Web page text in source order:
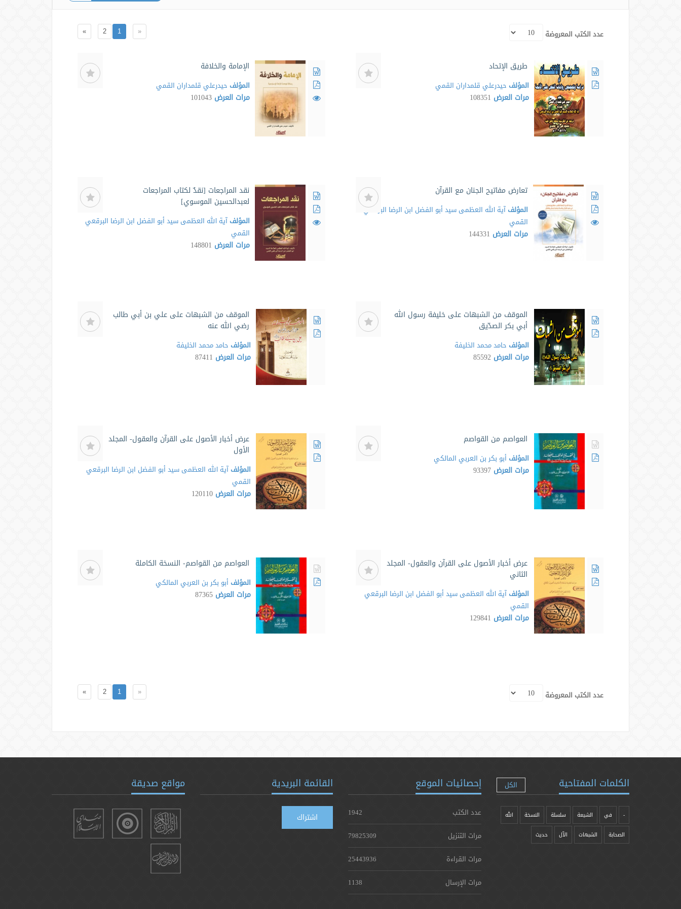
عدد الكتب المعروضة «
1
2
»
طريق الإتحاد
المؤلف حيدرعلي قلمداران القمي
مرات العرض 108351
الإمامة والخلافة
المؤلف حيدرعلي قلمداران القمي
مرات العرض 101043
تعارض مفاتيح الجنان مع القرآن
المؤلف آية الله العظمى سيد أبو الفضل ابن الرضا البرقعي
القمي
مرات العرض 144331
نقد المراجعات [نقدٌ لكتاب المراجعات
لعبدالحسين الموسوي]
المؤلف آية الله العظمى سيد أبو الفضل ابن الرضا البرقعي
القمي
مرات العرض 148801
الموقف من الشبهات على خليفة رسول الله
أبي بكر الصدّيق
المؤلف حامد محمد الخليفة
مرات العرض 85592
الموقف من الشبهات على علي بن أبي طالب
رضي الله عنه
المؤلف حامد محمد الخليفة
مرات العرض 87411
العواصم من القواصم
المؤلف أبو بكر بن العربي المالكي
مرات العرض 93397
عرض أخبار الأصول على القرآن والعقول- المجلد
الأول
المؤلف آية الله العظمى سيد أبو الفضل ابن الرضا البرقعي
القمي
مرات العرض 120110
عرض أخبار الأصول على القرآن والعقول- المجلد
الثاني
المؤلف آية الله العظمى سيد أبو الفضل ابن الرضا البرقعي
القمي
مرات العرض 129841
العواصم من القواصم- النسخة الكاملة
المؤلف أبو بكر بن العربي المالكي
مرات العرض 87365
عدد الكتب المعروضة «
1
2
»
الكلمات المفتاحية الكل
- في الشيعة سلسلة النسخة الله
الصحابة الشبهات الآل حدیث
إحصائيات الموقع
عدد الكتب
1942
مرات التنزيل
79825309
مرات القراءة
25443936
مرات الإرسال
1138
القائمة البريدية
اشتراك
مواقع صديقة